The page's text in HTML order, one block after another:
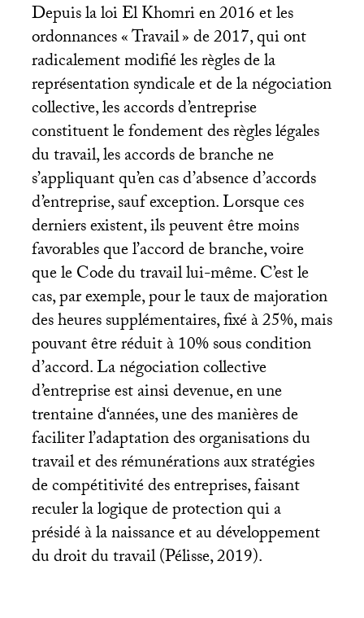
Depuis la loi El Khomri en 2016 et les
ordonnances «Travail» de 2017, qui ont
radicalement modifié les règles de la
représentation syndicale et de la négociation
collective, les accords d’entreprise
constituent le fondement des règles légales
du travail, les accords de branche ne
s’appliquant qu’en cas d’absence d’accords
d’entreprise, sauf exception. Lorsque ces
derniers existent, ils peuvent être moins
favorables que l’accord de branche, voire
que le Code du travail lui-même. C’est le
cas, par exemple, pour le taux de majoration
des heures supplémentaires, fixé à 25%, mais
pouvant être réduit à 10% sous condition
d’accord. La négociation collective
d’entreprise est ainsi devenue, en une
trentaine d‘années, une des manières de
faciliter l’adaptation des organisations du
travail et des rémunérations aux stratégies
de compétitivité des entreprises, faisant
reculer la logique de protection qui a
présidé à la naissance et au développement
du droit du travail (Pélisse, 2019).